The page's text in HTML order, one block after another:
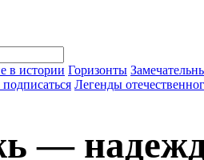
в истории Горизонты
Легенды
—